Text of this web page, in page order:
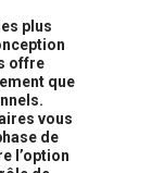
plus
offre
que
vous
de
l’option